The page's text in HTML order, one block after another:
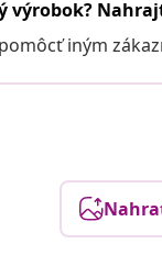
výrobok?
iným